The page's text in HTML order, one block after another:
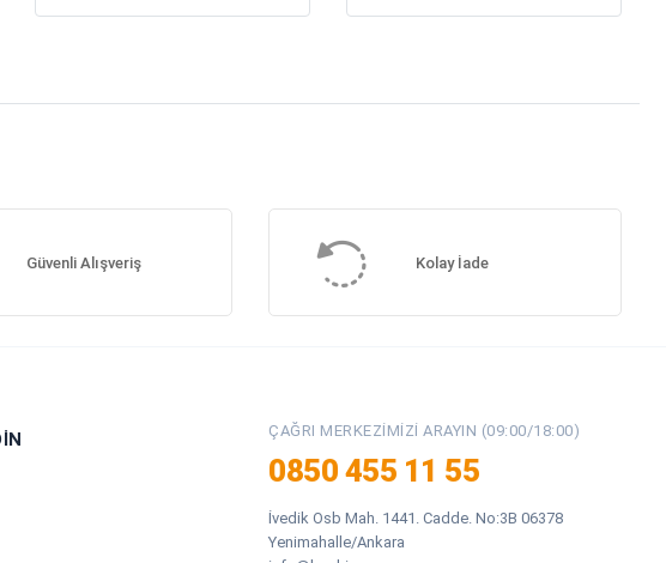
Güvenli Alışveriş Kolay İade
ÇAĞRI MERKEZIMIZI ARAYIN (09:00/18:00)
0850 455 11 55
İvedik Osb Mah. 1441. Cadde. No:3B 06378
Yenimahalle/Ankara